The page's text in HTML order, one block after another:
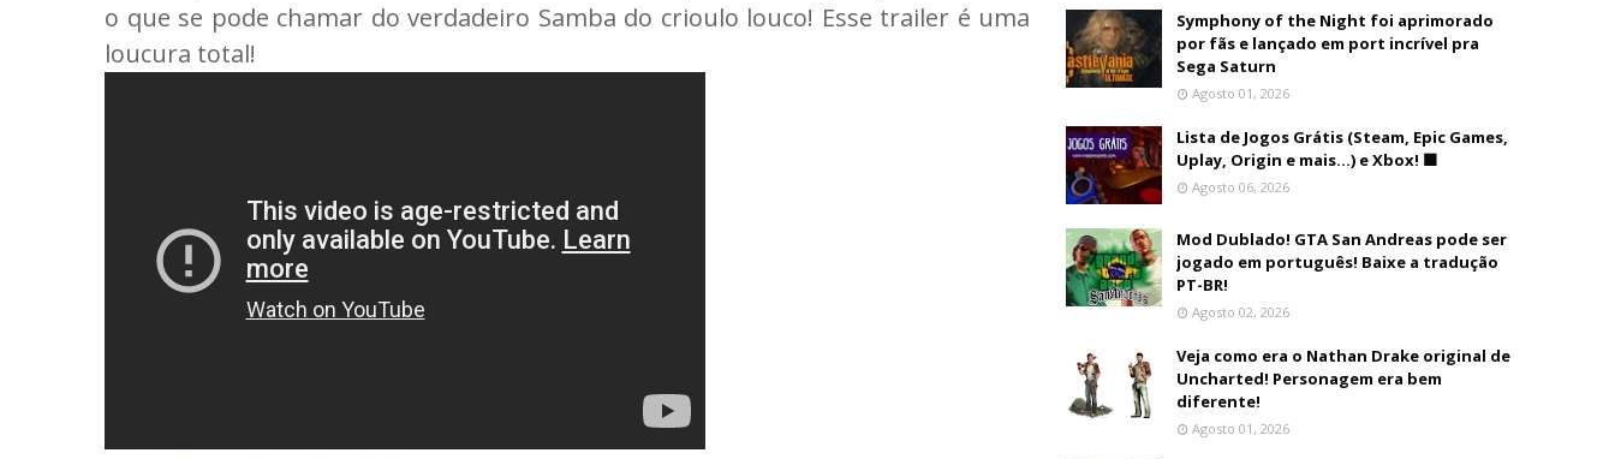
o que se pode chamar do verdadeiro Samba do crioulo louco! Esse trailer é uma
loucura total!
Symphony of the Night foi aprimorado
por fãs e lançado em port incrível pra
Sega Saturn
Agosto 01, 2026
Lista de Jogos Grátis (Steam, Epic Games,
Uplay, Origin e mais...) e Xbox! 🟩
Agosto 06, 2026
Mod Dublado! GTA San Andreas pode ser
jogado em português! Baixe a tradução
PT-BR!
Agosto 02, 2026
Veja como era o Nathan Drake original de
Uncharted! Personagem era bem
diferente!
Agosto 01, 2026